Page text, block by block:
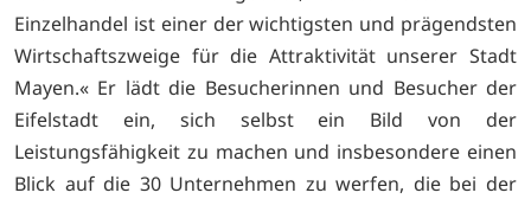
Einzelhandel ist einer der wichtigsten und prägendsten
Wirtschaftszweige für die Attraktivität unserer Stadt
Mayen.« Er lädt die Besucherinnen und Besucher der
Eifelstadt ein, sich selbst ein Bild von der
Leistungsfähigkeit zu machen und insbesondere einen
Blick auf die 30 Unternehmen zu werfen, die bei der